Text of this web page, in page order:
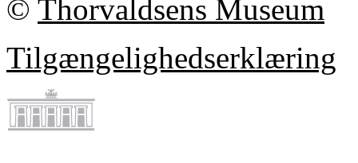
© Thorvaldsens Museum
Tilgængelighedserklæring